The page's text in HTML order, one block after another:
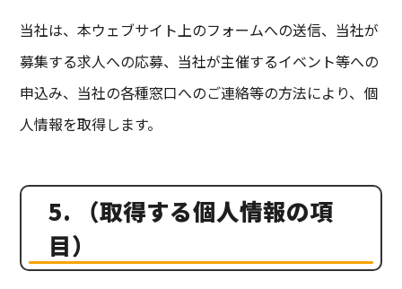
当社は、本ウェブサイト上のフォームへの送信、当社が
募集する求人への応募、当社が主催するイベント等への
申込み、当社の各種窓口へのご連絡等の方法により、個
人情報を取得します。
5. （取得する個人情報の項
目）